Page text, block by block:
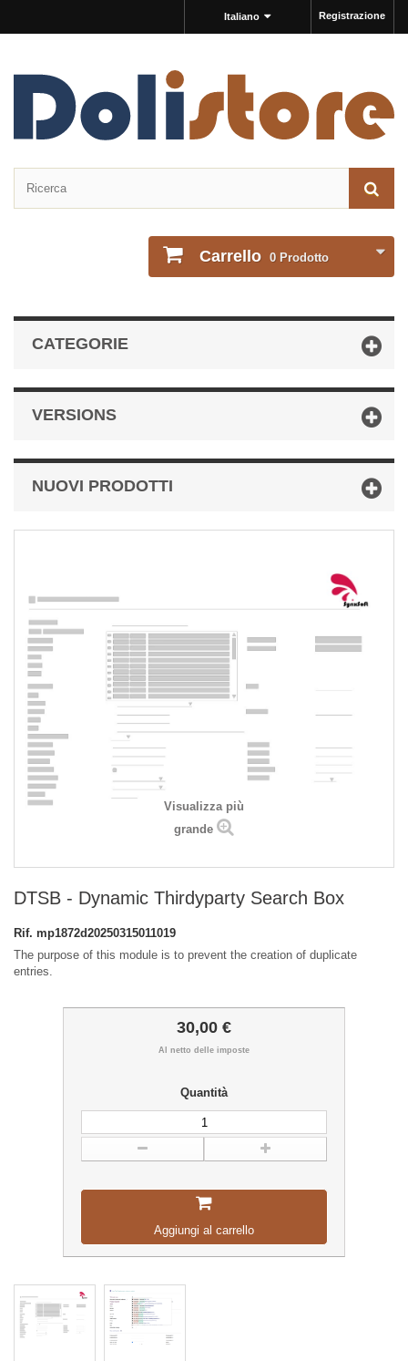
Registrazione
Italiano
Carrello 0 Prodotto
CATEGORIE
VERSIONS
NUOVI PRODOTTI
Visualizza più
grande
DTSB - Dynamic Thirdyparty Search Box
Rif. mp1872d20250315011019
The purpose of this module is to prevent the creation of duplicate
entries.
30,00 €
Al netto delle imposte
Quantità
Aggiungi al carrello